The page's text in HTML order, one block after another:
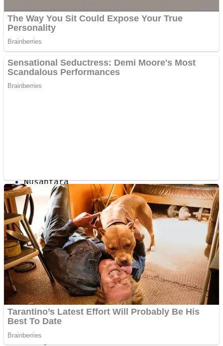
Sulawesi Utara
Sumatra Barat
Nusantara
Internasional
Politik
Figur
Budaya